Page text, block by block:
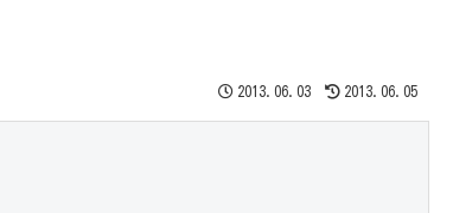
2013.06.03 2013.06.05